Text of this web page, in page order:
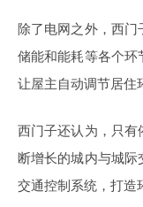
除了电网之外，西
储能和能耗等各个环
让屋主自动调节居住
西门子还认为，只有
断增长的城内与城
交通控制系统，打造